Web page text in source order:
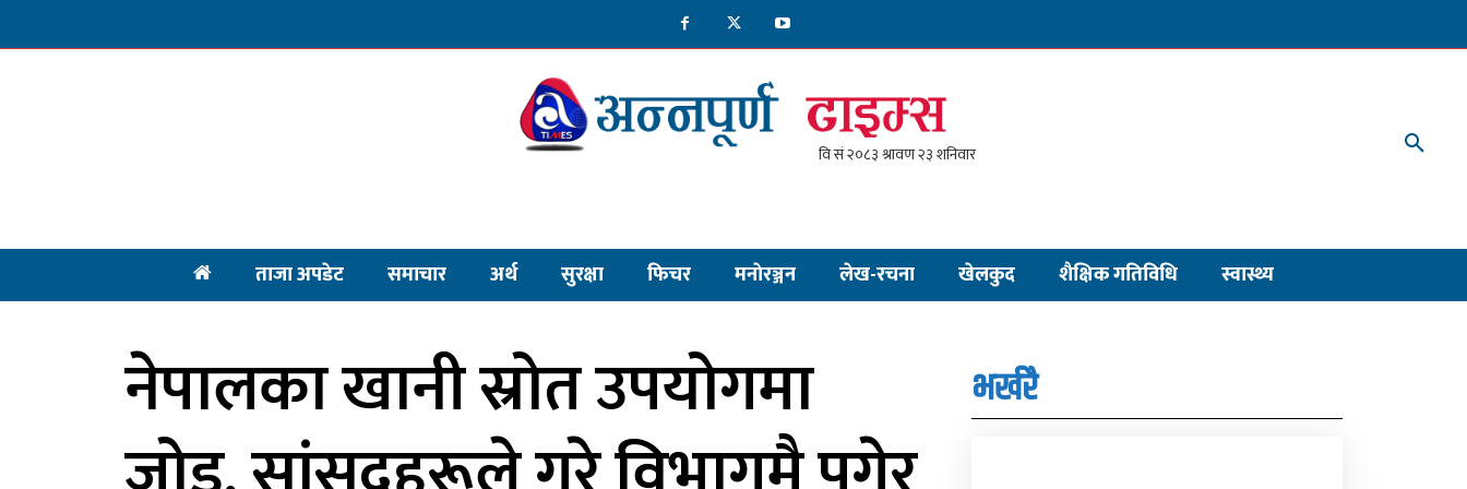
ताजा अपडेट समाचार अर्थ सुरक्षा फिचर मनाेरञ्जन लेख-रचना खेलकुद शैक्षिक गतिविधि स्वास्थ्य
नेपालका खानी स्रोत उपयोगमा भर्खरै